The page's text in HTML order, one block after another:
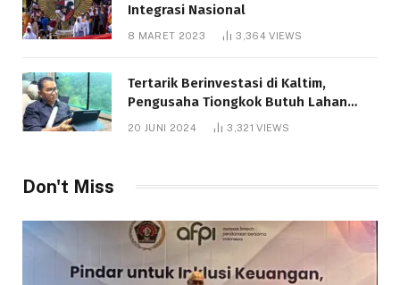
Integrasi Nasional
8 MARET 2023 3,364VIEWS
Tertarik Berinvestasi di Kaltim,
Pengusaha Tiongkok Butuh Lahan
1.000 Hektare
20 JUNI 2024 3,321VIEWS
Don't Miss